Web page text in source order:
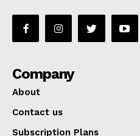
Company
About
Contact us
Subscription Plans